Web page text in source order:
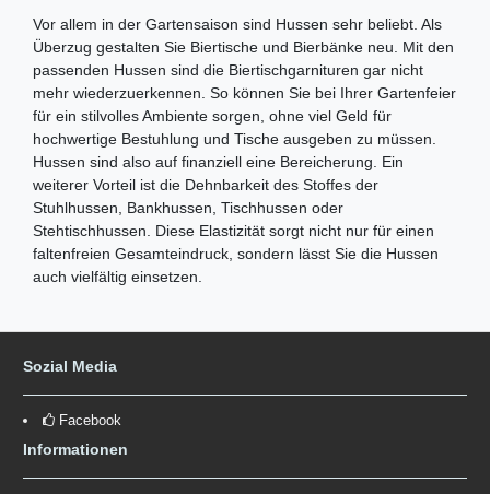
Vor allem in der Gartensaison sind Hussen sehr beliebt. Als
Überzug gestalten Sie Biertische und Bierbänke neu. Mit den
passenden Hussen sind die Biertischgarnituren gar nicht
mehr wiederzuerkennen. So können Sie bei Ihrer Gartenfeier
für ein stilvolles Ambiente sorgen, ohne viel Geld für
hochwertige Bestuhlung und Tische ausgeben zu müssen.
Hussen sind also auf finanziell eine Bereicherung. Ein
weiterer Vorteil ist die Dehnbarkeit des Stoffes der
Stuhlhussen, Bankhussen, Tischhussen oder
Stehtischhussen. Diese Elastizität sorgt nicht nur für einen
faltenfreien Gesamteindruck, sondern lässt Sie die Hussen
auch vielfältig einsetzen.
Sozial Media
Facebook
Informationen